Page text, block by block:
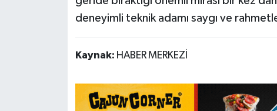
deneyimli teknik adamı saygı ve
Kaynak: HABER MERKEZİ